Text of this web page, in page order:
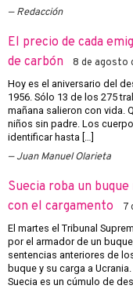
Redacción
El precio de cada
de carbón
8 de agosto
Hoy es el aniversario del
1956. Sólo 13 de los 275
mañana salieron con vida.
niños sin padre. Los
identificar hasta […]
Juan Manuel Olarieta
Suecia roba un
con el cargamento
7
El martes el Tribunal
por el armador de un
sentencias anteriores de
buque y su carga a
Suecia es un cúmulo de